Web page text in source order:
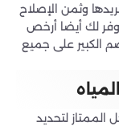
وثمن الإصلاح
لك أيضا أرخص
الكبير على جميع
لتحديد